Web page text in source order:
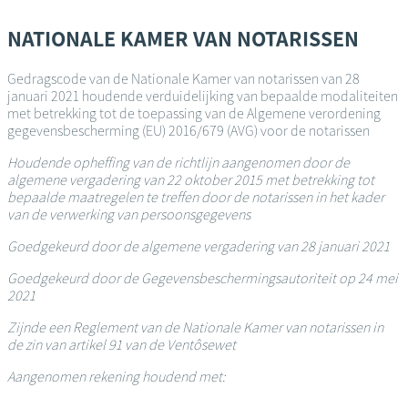
en
naar
inhoud
gaan
NATIONALE KAMER VAN NOTARISSEN
Gedragscode van de Nationale Kamer van notarissen van 28
januari 2021 houdende verduidelijking van bepaalde modaliteiten
met betrekking tot de toepassing van de Algemene verordening
gegevensbescherming (EU) 2016/679 (AVG) voor de notarissen
Houdende opheffing van de richtlijn aangenomen door de
algemene vergadering van 22 oktober 2015 met betrekking tot
bepaalde maatregelen te treffen door de notarissen in het kader
van de verwerking van persoonsgegevens
Goedgekeurd door de algemene vergadering van 28 januari 2021
Goedgekeurd door de Gegevensbeschermingsautoriteit op 24 mei
2021
Zijnde een Reglement van de Nationale Kamer van notarissen in
de zin van artikel 91 van de Ventôsewet
Aangenomen rekening houdend met: